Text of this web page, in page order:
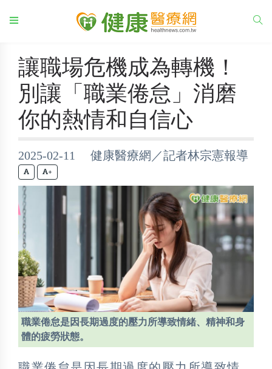
讓職場危機成為轉機！
別讓「職業倦怠」消磨
你的熱情和自信心
2025-02-11 健康醫療網／記者林宗憲報導
+
職業倦怠是因長期過度的壓力所導致情緒、精神和身
體的疲勞狀態。